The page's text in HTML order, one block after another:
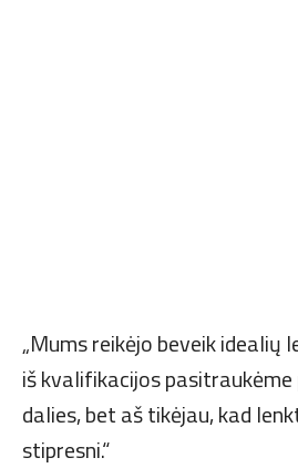
„Mums reikėjo beveik idealių
iš kvalifikacijos
dalies, bet aš tikėjau, kad
stipresni.“